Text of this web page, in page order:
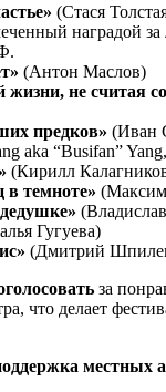
(Стася
наградой
(Антон Маслов)
жизни, не считая
предков» (Иван
aka “Busifan”
(Кирилл
темноте»
Гугуева)
(Дмитрий
за
что делает
местных